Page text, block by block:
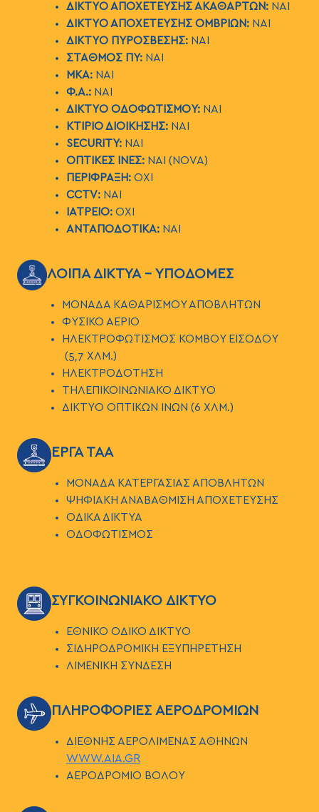
ΔΙΚΤΥΟ ΑΠΟΧΕΤΕΥΣΗΣ ΑΚΑΘΑΡΤΩΝ: ΝΑΙ
ΔΙΚΤΥΟ ΑΠΟΧΕΤΕΥΣΗΣ ΟΜΒΡΙΩΝ:ΝΑΙ
ΔΙΚΤΥΟ ΠΥΡΟΣΒΕΣΗΣ: ΝΑΙ
ΣΤΑΘΜΟΣ ΠΥ: ΝΑΙ
ΜΚΑ: ΝΑΙ
Φ.Α.: ΝΑΙ
ΔΙΚΤΥΟ ΟΔΟΦΩΤΙΣΜΟΥ: ΝΑΙ
ΚΤΙΡΙΟ ΔΙΟΙΚΗΣΗΣ:ΝΑΙ
SECURITY: ΝΑΙ
ΟΠΤΙΚΕΣ ΙΝΕΣ: ΝΑΙ (ΝOVA)
ΠΕΡΙΦΡΑΞΗ: ΟΧΙ
CCTV:ΝΑΙ
ΙΑΤΡΕΙΟ:ΟΧΙ
ΑΝΤΑΠΟΔΟΤΙΚΑ: ΝΑΙ
ΕΙΚΟΝΑΛΟΙΠΑ ΔΙΚΤΥΑ - ΥΠΟΔΟΜΕΣ
ΜΟΝΑΔΑ ΚΑΘΑΡΙΣΜΟΥ ΑΠΟΒΛΗΤΩΝ
ΦΥΣΙΚΟ ΑΕΡΙΟ
ΗΛΕΚΤΡΟΦΩΤΙΣΜΟΣ ΚΟΜΒΟΥ ΕΙΣΟΔΟΥ
(5,7 ΧΛΜ.)
ΗΛΕΚΤΡΟΔΟΤΗΣΗ
ΤΗΛΕΠΙΚΟΙΝΩΝΙΑΚΟ ΔΙΚΤΥΟ
ΔΙΚΤΥΟ ΟΠΤΙΚΩΝ ΙΝΩΝ (6 ΧΛΜ.)
ΕΙΚΟΝΑΕΡΓΑ ΤΑΑ
ΜΟΝΑΔΑ ΚΑΤΕΡΓΑΣΙΑΣ ΑΠΟΒΛΗΤΩΝ
ΨΗΦΙΑΚΗ ΑΝΑΒΑΘΜΙΣΗ ΑΠΟΧΕΤΕΥΣΗΣ
ΟΔΙΚΑ ΔΙΚΤΥΑ
ΟΔΟΦΩΤΙΣΜΟΣ
ΕΙΚΟΝΑΣΥΓΚΟΙΝΩΝΙΑΚΟ ΔΙΚΤΥΟ
ΕΘΝΙΚΟ ΟΔΙΚΟ ΔΙΚΤΥΟ
ΣΙΔΗΡΟΔΡΟΜΙΚΗ ΕΞΥΠΗΡΕΤΗΣΗ
ΛΙΜΕΝΙΚΗ ΣΥΝΔΕΣΗ
ΕΙΚΟΝΑΠΛΗΡΟΦΟΡΙΕΣ ΑΕΡΟΔΡΟΜΙΩΝ
ΔΙΕΘΝΗΣ ΑΕΡΟΛΙΜΕΝΑΣ ΑΘΗΝΩΝ
WWW.AIA.GR
ΑΕΡΟΔΡΟΜΙΟ ΒΟΛΟΥ